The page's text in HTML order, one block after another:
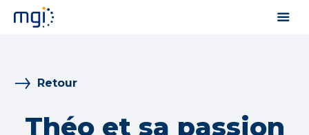
Retour
Théo et sa passion